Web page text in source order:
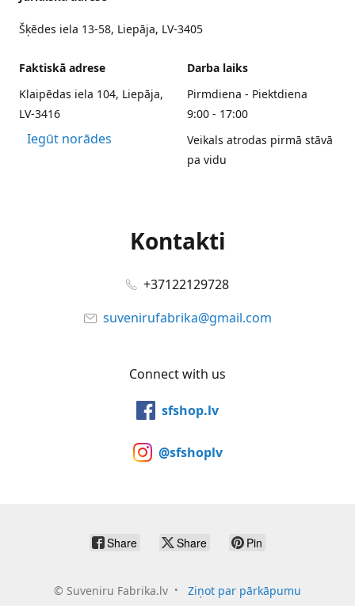
Šķēdes iela 13-58, Liepāja, LV-3405
Faktiskā adrese
Klaipēdas iela 104, Liepāja,
LV-3416
Iegūt norādes
Darba laiks
Pirmdiena - Piektdiena
9:00 - 17:00
Veikals atrodas pirmā stāvā
pa vidu
Kontakti
+37122129728
suvenirufabrika@gmail.com
Connect with us
sfshop.lv
@sfshoplv
Share Share Pin
© Suveniru Fabrika.lv Ziņot par pārkāpumu